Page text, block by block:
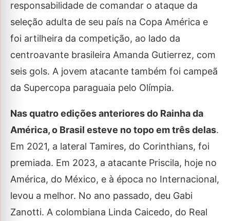
responsabilidade de comandar o ataque da
seleção adulta de seu país na Copa América e
foi artilheira da competição, ao lado da
centroavante brasileira Amanda Gutierrez, com
seis gols. A jovem atacante também foi campeã
da Supercopa paraguaia pelo Olímpia.
Nas quatro edições anteriores do Rainha da
América, o Brasil esteve no topo em três delas.
Em 2021, a lateral Tamires, do Corinthians, foi
premiada. Em 2023, a atacante Priscila, hoje no
América, do México, e à época no Internacional,
levou a melhor. No ano passado, deu Gabi
Zanotti. A colombiana Linda Caicedo, do Real